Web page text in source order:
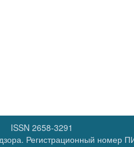
ISSN 2658-3291
Регистрационный номер